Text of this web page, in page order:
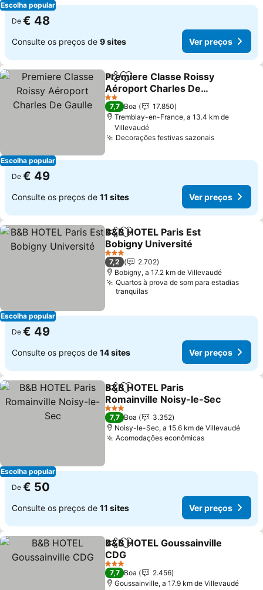
Escolha popular
De € 48
Consulte os preços de 9 sites Ver preços
Escolha popular
PartilharAdicionar aos favoritos
Premiere Classe Roissy
Aéroport Charles De
Gaulle
2 Estrelas
7,7 Boa
17.850
Tremblay-en-France, a 13.4 km de
Villevaudé
Decorações festivas sazonais
De € 49
Consulte os preços de 11 sites Ver preços
Escolha popular
PartilharAdicionar aos favoritos
B&B HOTEL Paris Est
Bobigny Université
3 Estrelas
7,2
2.702
Bobigny, a 17.2 km de Villevaudé
Quartos à prova de som para estadias
tranquilas
De € 49
Consulte os preços de 14 sites Ver preços
Escolha popular
PartilharAdicionar aos favoritos
B&B HOTEL Paris
Romainville Noisy-le-Sec
3 Estrelas
7,7 Boa
3.352
Noisy-le-Sec, a 15.6 km de Villevaudé
Acomodações econômicas
De € 50
Consulte os preços de 11 sites Ver preços
PartilharAdicionar aos favoritos
B&B HOTEL Goussainville
CDG
3 Estrelas
7,7 Boa
2.456
Goussainville, a 17.9 km de Villevaudé